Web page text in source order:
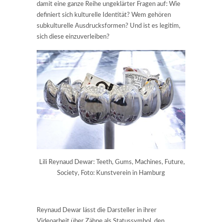
damit eine ganze Reihe ungeklärter Fragen auf: Wie
definiert sich kulturelle Identität? Wem gehören
subkulturelle Ausdrucksformen? Und ist es legitim,
sich diese einzuverleiben?
Lili Reynaud Dewar: Teeth, Gums, Machines, Future,
Society, Foto: Kunstverein in Hamburg
Reynaud Dewar lässt die Darsteller in ihrer